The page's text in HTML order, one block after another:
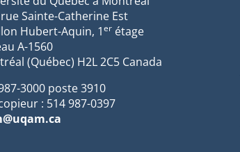
Sainte-Catherine Est
Hubert-Aquin, 1er étage
A-1560
(Québec) H2L 2C5 Canada
3000 poste 3910
: 514 987-0397